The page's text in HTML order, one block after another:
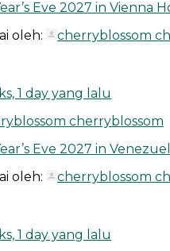
Eve 2027 in Vienna
oleh:
cherryblossom
1 day yang lalu
cherryblossom
Eve 2027 in
oleh:
cherryblossom
1 day yang lalu